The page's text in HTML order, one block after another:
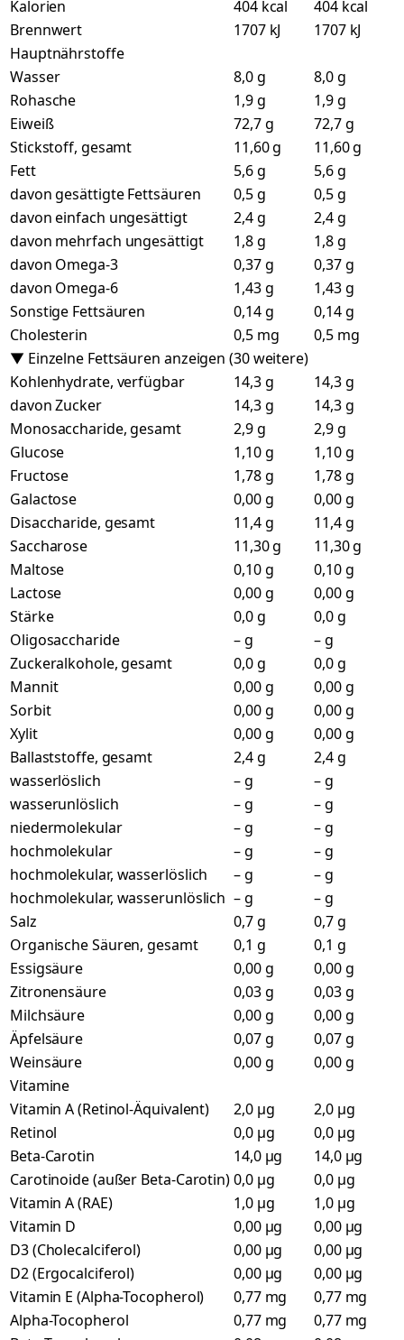
Kalorien 404 kcal
404 kcal
Brennwert
1707 kJ
1707 kJ
Hauptnährstoffe
Wasser
8,0 g
8,0 g
Rohasche
1,9 g
1,9 g
Eiweiß
72,7 g
72,7 g
Stickstoff, gesamt
11,60 g
11,60 g
Fett
5,6 g
5,6 g
davon gesättigte Fettsäuren
0,5 g
0,5 g
davon einfach ungesättigt
2,4 g
2,4 g
davon mehrfach ungesättigt
1,8 g
1,8 g
davon Omega-3
0,37 g
0,37 g
davon Omega-6
1,43 g
1,43 g
Sonstige Fettsäuren
0,14 g
0,14 g
Cholesterin
0,5 mg
0,5 mg
▼ Einzelne Fettsäuren anzeigen (30 weitere)
Kohlenhydrate, verfügbar
14,3 g
14,3 g
davon Zucker
14,3 g
14,3 g
Monosaccharide, gesamt
2,9 g
2,9 g
Glucose
1,10 g
1,10 g
Fructose
1,78 g
1,78 g
Galactose
0,00 g
0,00 g
Disaccharide, gesamt
11,4 g
11,4 g
Saccharose
11,30 g
11,30 g
Maltose
0,10 g
0,10 g
Lactose
0,00 g
0,00 g
Stärke
0,0 g
0,0 g
Oligosaccharide
– g
– g
Zuckeralkohole, gesamt
0,0 g
0,0 g
Mannit
0,00 g
0,00 g
Sorbit
0,00 g
0,00 g
Xylit
0,00 g
0,00 g
Ballaststoffe, gesamt
2,4 g
2,4 g
wasserlöslich
– g
– g
wasserunlöslich
– g
– g
niedermolekular
– g
– g
hochmolekular
– g
– g
hochmolekular, wasserlöslich
– g
– g
hochmolekular, wasserunlöslich – g
– g
Salz
0,7 g
0,7 g
Organische Säuren, gesamt
0,1 g
0,1 g
Essigsäure
0,00 g
0,00 g
Zitronensäure
0,03 g
0,03 g
Milchsäure
0,00 g
0,00 g
Äpfelsäure
0,07 g
0,07 g
Weinsäure
0,00 g
0,00 g
Vitamine
Vitamin A (Retinol-Äquivalent)
2,0 µg
2,0 µg
Retinol
0,0 µg
0,0 µg
Beta-Carotin
14,0 µg
14,0 µg
Carotinoide (außer Beta-Carotin)0,0 µg
0,0 µg
Vitamin A (RAE)
1,0 µg
1,0 µg
Vitamin D
0,00 µg
0,00 µg
D3 (Cholecalciferol)
0,00 µg
0,00 µg
D2 (Ergocalciferol)
0,00 µg
0,00 µg
Vitamin E (Alpha-Tocopherol)
0,77 mg
0,77 mg
Alpha-Tocopherol
0,77 mg
0,77 mg